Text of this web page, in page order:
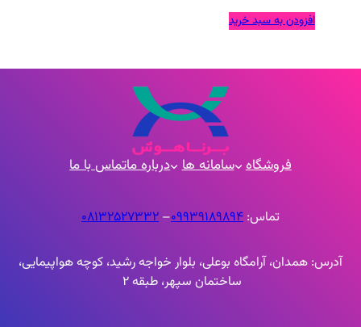
افزودن به سبد خرید
فروشگاه سامانه ها درباره ماتماس با ما
تماس: 09939189894
– ۰۸۱۳۲۵۲۷۳۳۲
آدرس: همدان، آرامگاه بوعلی، بلوار خواجه رشید، کوچه هواپیمایی،
ساختمان سپهر، طبقه 2